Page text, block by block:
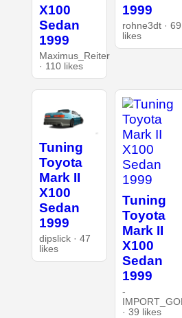
X100
Sedan
1999
Maximus_Reiter
· 110 likes
1999
rohne3dt · 69
likes
Tuning
Toyota
Mark II
X100
Sedan
1999
dipslick · 47
likes
Tuning
Toyota
Mark II
X100
Sedan
1999
-
· 39 likes